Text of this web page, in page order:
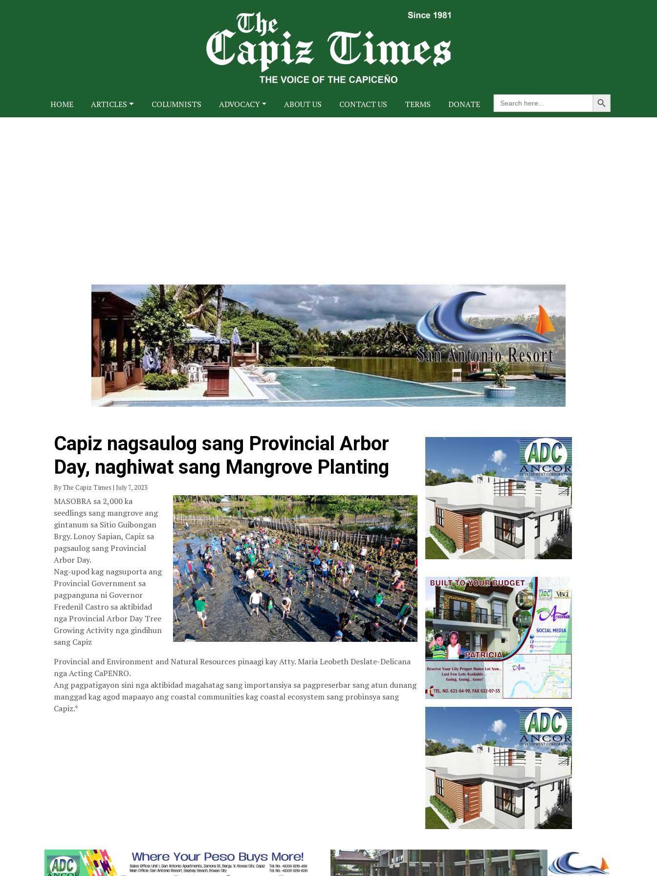
HOME ARTICLES COLUMNISTS ADVOCACY ABOUT US CONTACT US TERMS DONATE
Search
for:
Search Button
Capiz nagsaulog sang Provincial Arbor
Day, naghiwat sang Mangrove Planting
By The Capiz Times | July 7, 2023
MASOBRA sa 2,000 ka
seedlings sang mangrove ang
gintanum sa Sitio Guibongan
Brgy. Lonoy Sapian, Capiz sa
pagsaulog sang Provincial
Arbor Day.
Nag-upod kag nagsuporta ang
Provincial Government sa
pagpanguna ni Governor
Fredenil Castro sa aktibidad
nga Provincial Arbor Day Tree
Growing Activity nga gindihun
sang Capiz
Provincial and Environment and Natural Resources pinaagi kay Atty. Maria Leobeth Deslate-Delicana
nga Acting CaPENRO.
Ang pagpatigayon sini nga aktibidad magahatag sang importansiya sa pagpreserbar sang atun dunang
manggad kag agod mapaayo ang coastal communities kag coastal ecosystem sang probinsya sang
Capiz.*